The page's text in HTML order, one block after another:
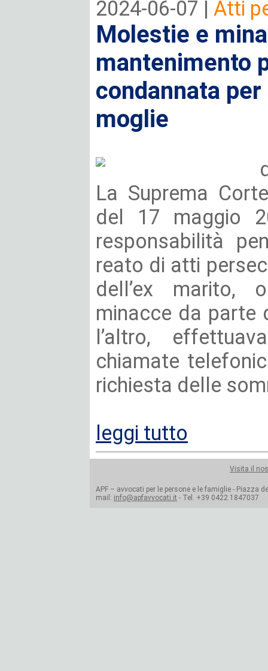
2024-06-07 | Atti
Molestie e
mantenimento
condannata
moglie
La Suprema
del 17 maggio
responsabilità
reato di atti
dell’ex marito,
minacce da parte
l’altro,
chiamate
richiesta delle
leggi tutto
Visita il
APF – avvocati per le persone e le famiglie - Piazza
mail: info@apfavvocati.it - Tel. +39 0422.1847037